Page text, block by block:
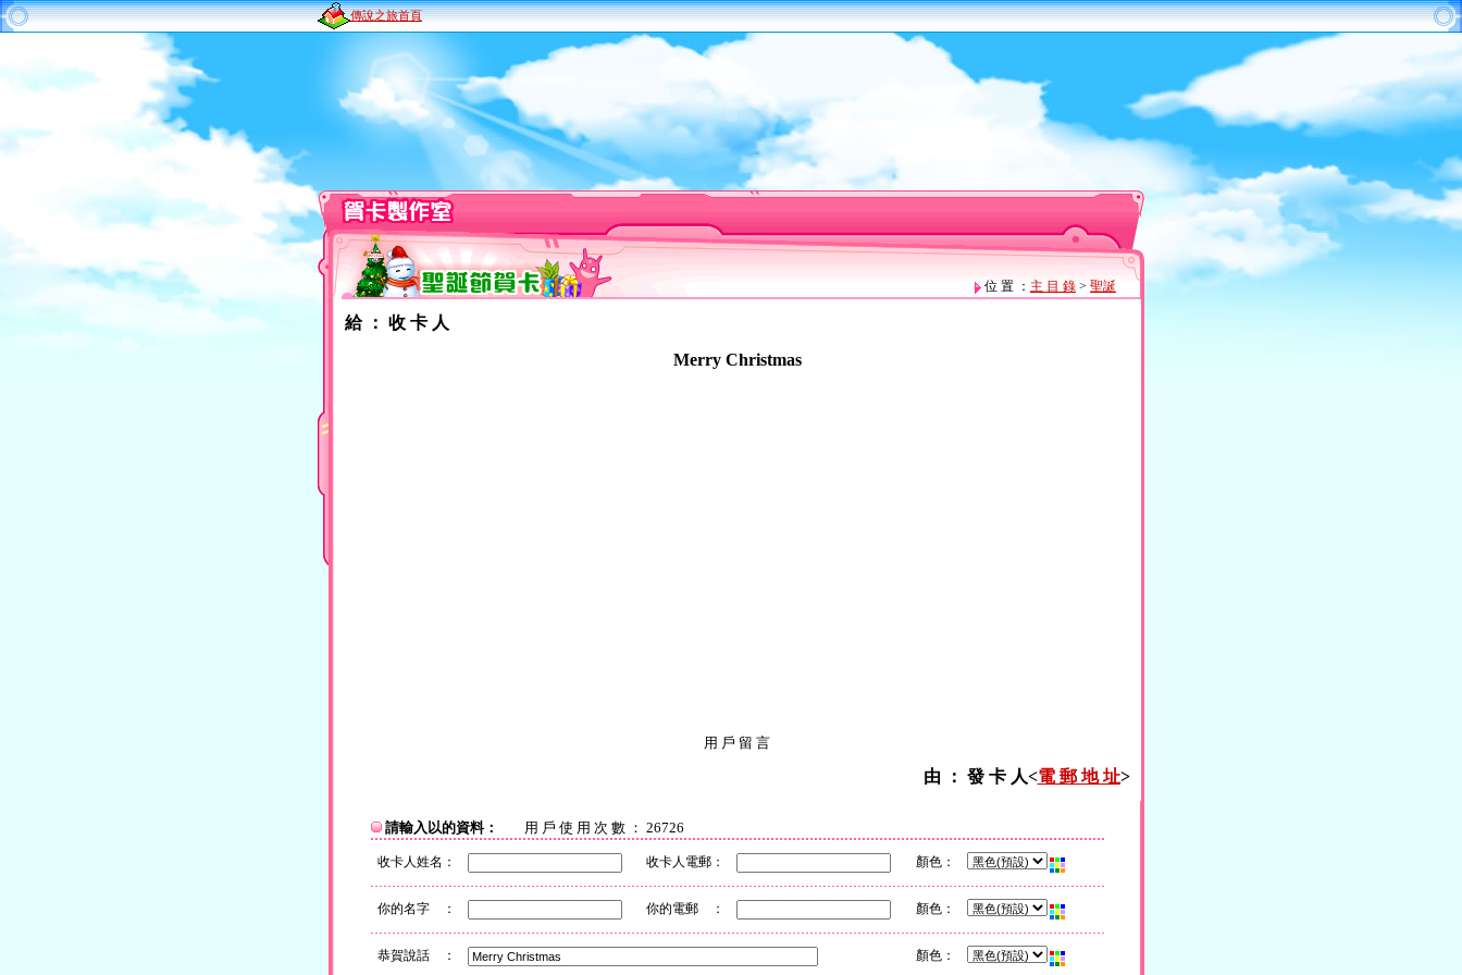
傳說之旅首頁
位 置 ： 主 目 錄 > 聖誕
給 ： 收 卡 人
Merry Christmas
用 戶 留 言
由 ： 發 卡 人<電 郵 地 址>
請輸入以的資料： 用 戶 使 用 次 數 ： 26726
收卡人姓名： 收卡人電郵： 顏色：
你的名字 ： 你的電郵 ： 顏色：
恭賀說話 ： 顏色：